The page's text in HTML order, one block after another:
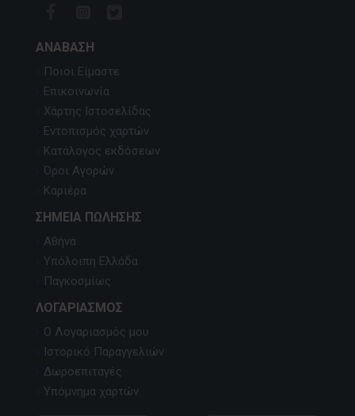
ΑΝΆΒΑΣΗ
Ποιοι Είμαστε
Επικοινωνία
Χάρτης Ιστοσελίδας
Εντοπισμός χαρτών
Κατάλογος εκδόσεων
Όροι Αγορών
Καριέρα
ΣΗΜΕΊΑ ΠΏΛΗΣΗΣ
Αθήνα
Υπόλοιπη Ελλάδα
Παγκοσμίως
ΛΟΓΑΡΙΑΣΜΌΣ
Ο Λογαριασμός μου
Ιστορικό Παραγγελιών
Δωροεπιταγές
Υπόμνημα χαρτών